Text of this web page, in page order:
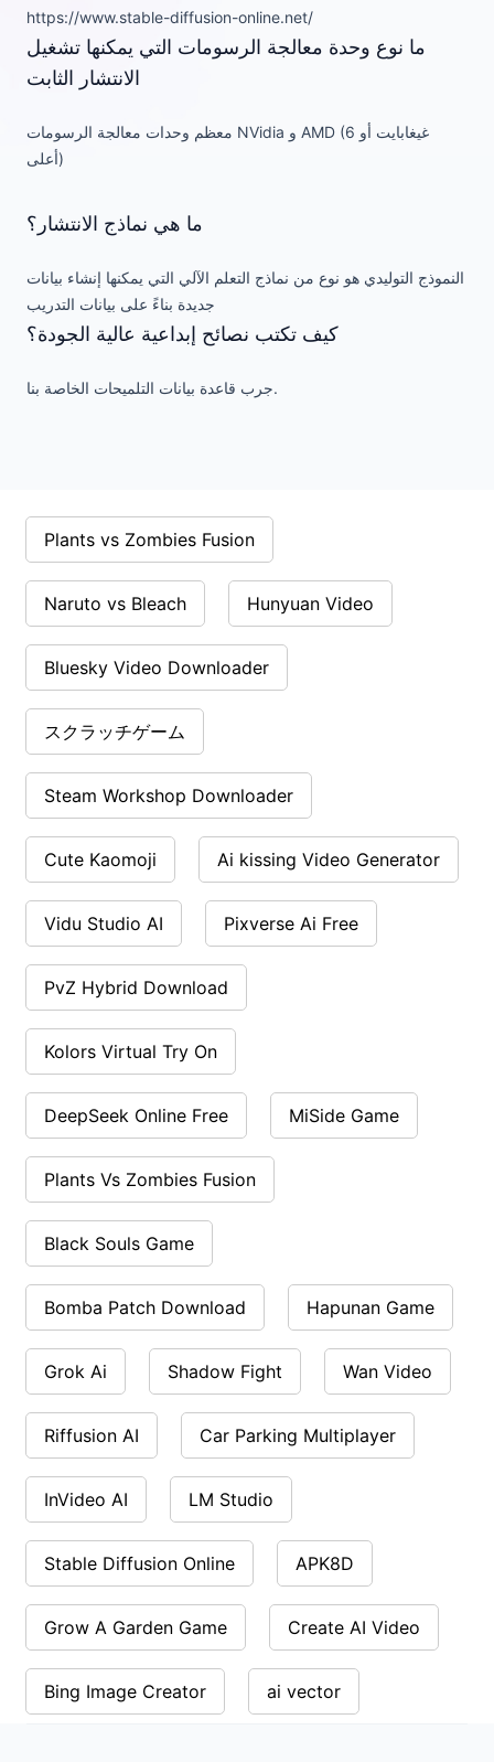
https://www.stable-diffusion-online.net/
ما نوع وحدة معالجة الرسومات التي يمكنها تشغيل
الانتشار الثابت
معظم وحدات معالجة الرسومات NVidia و AMD (6 غيغابايت أو
أعلى)
ما هي نماذج الانتشار؟
النموذج التوليدي هو نوع من نماذج التعلم الآلي التي يمكنها إنشاء بيانات
جديدة بناءً على بيانات التدريب
كيف تكتب نصائح إبداعية عالية الجودة؟
جرب قاعدة بيانات التلميحات الخاصة بنا.
Plants vs Zombies Fusion
Naruto vs Bleach Hunyuan Video
Bluesky Video Downloader
スクラッチゲーム
Steam Workshop Downloader
Cute Kaomoji Ai kissing Video Generator
Vidu Studio AI Pixverse Ai Free
PvZ Hybrid Download
Kolors Virtual Try On
DeepSeek Online Free MiSide Game
Plants Vs Zombies Fusion
Black Souls Game
Bomba Patch Download Hapunan Game
Grok Ai Shadow Fight Wan Video
Riffusion AI Car Parking Multiplayer
InVideo AI LM Studio
Stable Diffusion Online APK8D
Grow A Garden Game Create AI Video
Bing Image Creator ai vector